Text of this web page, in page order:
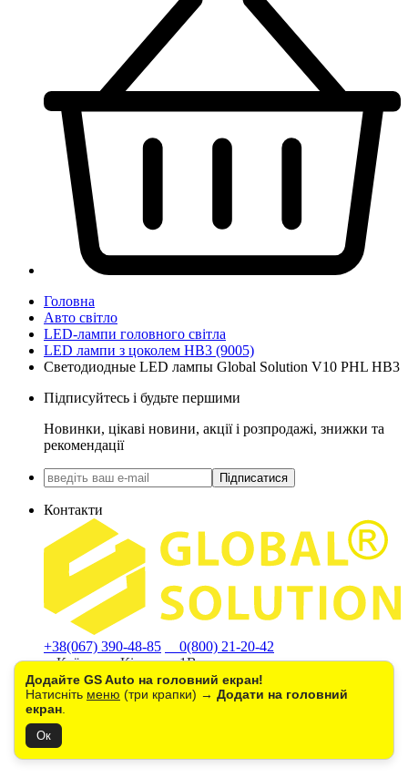
Додайте GS Auto на головний екран!
Натисніть меню (три крапки) → Додати на головний
екран
Ок
Головна
Авто світло
LED-лампи головного світла
LED лампи з цоколем HB3 (9005)
Светодиодные LED лампы Global Solution V10 PHL HB3
Підписуйтесь і будьте першими
Новинки, цікаві новини, акції і розпродажі, знижки та
рекомендації
Підписатися
Контакти
+38(067) 390-48-85
0(800) 21-20-42
м.Київ, вул. Кільцева 1В
(Стоянка ТЦ "METRO")